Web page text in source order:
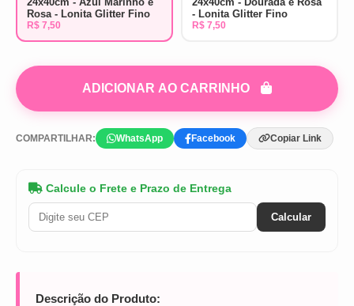
Rosa - Lonita Glitter Fino
R$ 7,50
- Lonita Glitter Fino
R$ 7,50
ADICIONAR AO CARRINHO
COMPARTILHAR: WhatsApp Facebook Copiar Link
Calcule o Frete e Prazo de Entrega
Calcular
Descrição do Produto: